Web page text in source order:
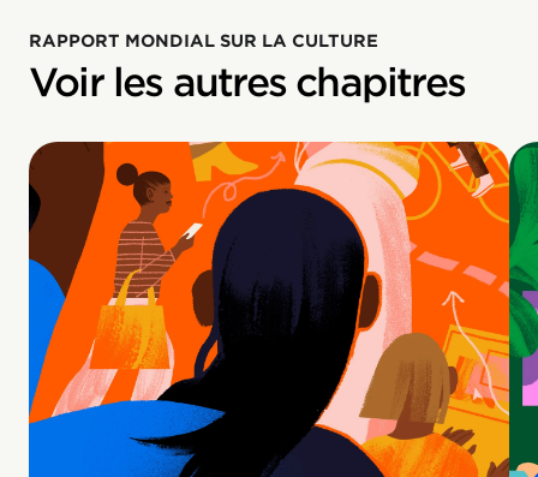
RAPPORT MONDIAL SUR LA CULTURE
Voir les autres chapitres